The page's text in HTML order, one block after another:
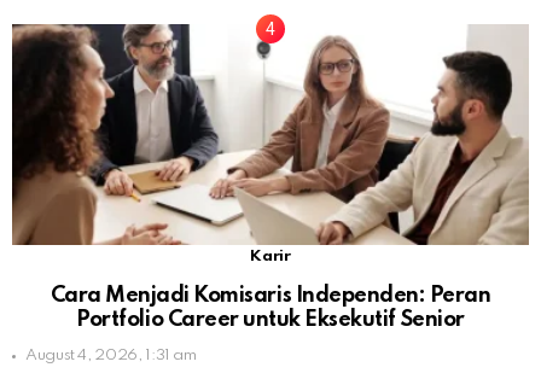
Karir
Cara Menjadi Komisaris Independen: Peran
Portfolio Career untuk Eksekutif Senior
August 4, 2026, 1:31 am